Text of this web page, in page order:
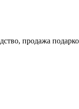
продажа